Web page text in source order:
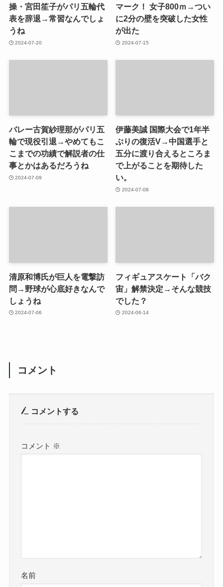
操・宮田笙子がパリ五輪代
表を辞退→常習なんでしょ
うね
2024-07-20
マーク！ 女子800ｍ→つい
に2分の壁を突破した女性
が出た
2024-07-15
バレー古賀紗理那がパリ五
輪で現役引退→やめてもこ
こまでの功績で解説者の仕
事とかはあるだろうね
2024-07-09
伊藤美誠 国際大会で1年半
ぶりの復活V→中国選手と
五分に渡り合えるところま
で上がることを期待した
い。
2024-07-08
清原和博氏が巨人を電撃訪
問→野球が心底好きなんで
しょうね
2024-07-06
フィギュアスケート「バク
宙」解禁決定→そんな競技
でした？
2024-06-14
コメント
コメントする
コメント ※
名前